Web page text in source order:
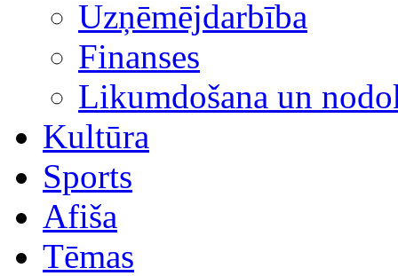
Uzņēmējdarbība
Finanses
Likumdošana un
Kultūra
Sports
Afiša
Tēmas